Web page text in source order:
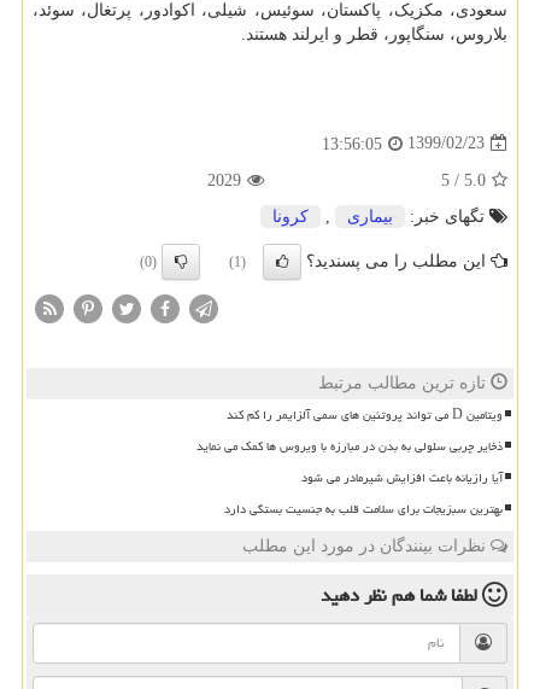
سعودی، مکزیک، پاکستان، سوئیس، شیلی، اکوادور، پرتغال، سوئد،
بلاروس، سنگاپور، قطر و ایرلند هستند.
1399/02/23
13:56:05
5.0
/
5
2029
تگهای خبر:
بیماری كرونا
این مطلب را می پسندید؟ (1)
(0)
تازه ترین مطالب مرتبط
ویتامین D می تواند پروتئین های سمی آلزایمر را کم کند
ذخایر چربی سلولی به بدن در مبارزه با ویروس ها کمک می نماید
آیا رازیانه باعث افزایش شیرمادر می شود
بهترین سبزیجات برای سلامت قلب به جنسیت بستگی دارد
نظرات بینندگان در مورد این مطلب
لطفا شما همنظر دهید